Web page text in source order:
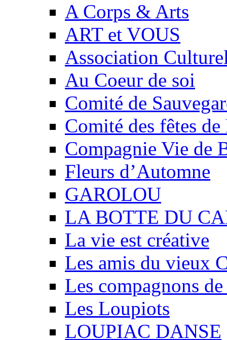
A Corps & Arts
ART et VOUS
Association
Au Coeur de soi
Comité de
Comité des fêtes
Compagnie Vie de
Fleurs d’Automne
GAROLOU
LA BOTTE DU
La vie est créative
Les amis du vieux
Les compagnons
Les Loupiots
LOUPIAC DANSE